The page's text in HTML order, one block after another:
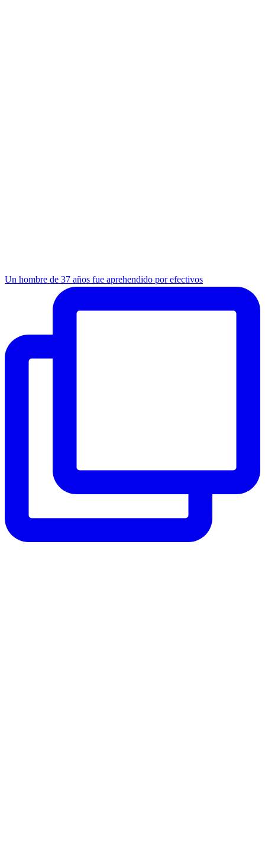
Un hombre de 37 años fue aprehendido por efectivos